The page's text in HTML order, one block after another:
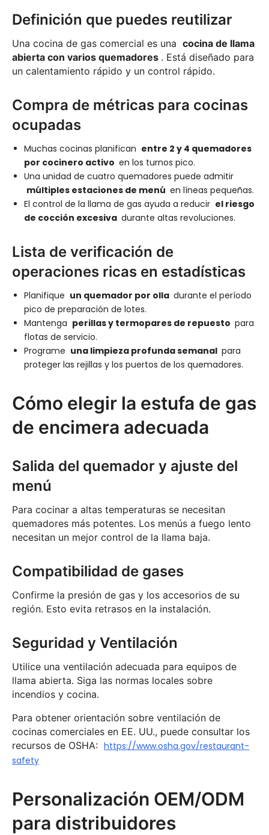
Definición que puedes reutilizar
Una cocina de gas comercial es una cocina de llama
abierta con varios quemadores . Está diseñado para
un calentamiento rápido y un control rápido.
Compra de métricas para cocinas
ocupadas
Muchas cocinas planifican entre 2 y 4 quemadores
por cocinero activo en los turnos pico.
Una unidad de cuatro quemadores puede admitir
múltiples estaciones de menú en líneas pequeñas.
El control de la llama de gas ayuda a reducir el riesgo
de cocción excesiva durante altas revoluciones.
Lista de verificación de
operaciones ricas en estadísticas
Planifique un quemador por olla durante el período
pico de preparación de lotes.
Mantenga perillas y termopares de repuesto para
flotas de servicio.
Programe una limpieza profunda semanal para
proteger las rejillas y los puertos de los quemadores.
Cómo elegir la estufa de gas
de encimera adecuada
Salida del quemador y ajuste del
menú
Para cocinar a altas temperaturas se necesitan
quemadores más potentes. Los menús a fuego lento
necesitan un mejor control de la llama baja.
Compatibilidad de gases
Confirme la presión de gas y los accesorios de su
región. Esto evita retrasos en la instalación.
Seguridad y Ventilación
Utilice una ventilación adecuada para equipos de
llama abierta. Siga las normas locales sobre
incendios y cocina.
Para obtener orientación sobre ventilación de
cocinas comerciales en EE. UU., puede consultar los
recursos de OSHA: https://www.osha.gov/restaurant-
safety
Personalización OEM/ODM
para distribuidores